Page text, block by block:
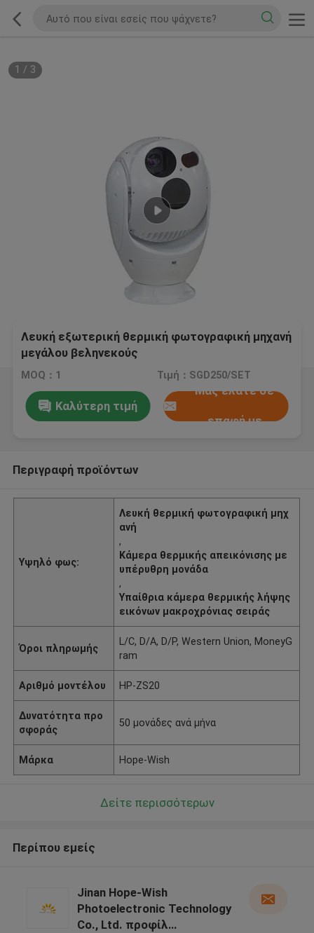
1 / 3
Λευκή εξωτερική θερμική φωτογραφική μηχανή
μεγάλου βεληνεκούς
MOQ：1 Τιμή：SGD250/SET
Καλύτερη τιμή
Μας ελάτε σε
επαφή με
Περιγραφή προϊόντων
Υψηλό φως:
Λευκή θερμική φωτογραφική μηχ
ανή
,
Κάμερα θερμικής απεικόνισης με
υπέρυθρη μονάδα
,
Υπαίθρια κάμερα θερμικής λήψης
εικόνων μακροχρόνιας σειράς
Όροι πληρωμής
L/C, D/A, D/P, Western Union, MoneyG
ram
Αριθμό μοντέλου HP-ZS20
Δυνατότητα προ
σφοράς
50 μονάδες ανά μήνα
Μάρκα Hope-Wish
Δείτε περισσότερων
Περίπου εμείς
Jinan Hope-Wish
Photoelectronic Technology
Co., Ltd. προφίλ